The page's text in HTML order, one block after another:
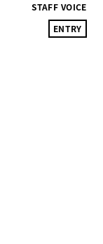
STAFF VOICE
ENTRY